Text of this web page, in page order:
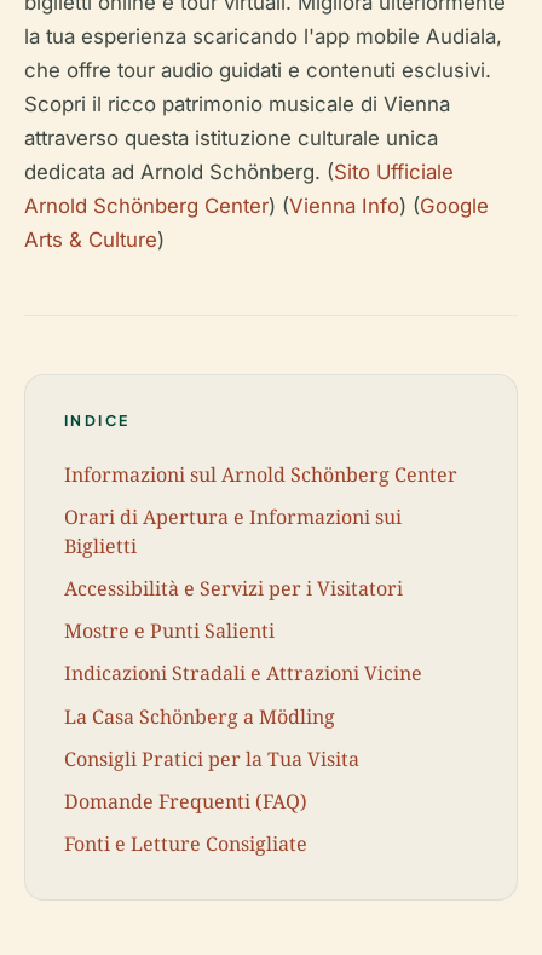
la tua esperienza scaricando l'app mobile Audiala,
che offre tour audio guidati e contenuti esclusivi.
Scopri il ricco patrimonio musicale di Vienna
attraverso questa istituzione culturale unica
dedicata ad Arnold Schönberg. (Sito Ufficiale
Arnold Schönberg Center) (Vienna Info) (Google
Arts & Culture)
INDICE
Informazioni sul Arnold Schönberg Center
Orari di Apertura e Informazioni sui
Biglietti
Accessibilità e Servizi per i Visitatori
Mostre e Punti Salienti
Indicazioni Stradali e Attrazioni Vicine
La Casa Schönberg a Mödling
Consigli Pratici per la Tua Visita
Domande Frequenti (FAQ)
Fonti e Letture Consigliate